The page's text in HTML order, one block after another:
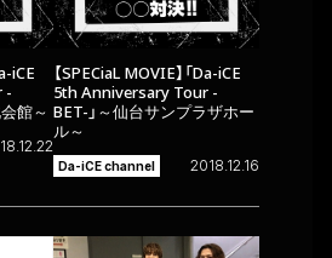
iCE
-
館～
【SPECiaL MOVIE】「Da-iCE
5th Anniversary Tour -
BET-」～仙台サンプラザホー
ル～
Da-iCE channel 2018.12.16